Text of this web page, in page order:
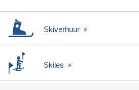
Skiverhuur
Skiles